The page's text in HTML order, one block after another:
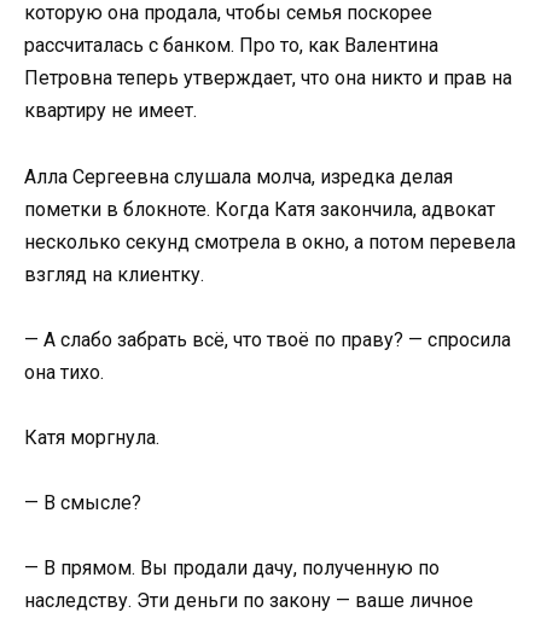
которую она продала, чтобы семья поскорее
рассчиталась с банком. Про то, как Валентина
Петровна теперь утверждает, что она никто и прав на
квартиру не имеет.
Алла Сергеевна слушала молча, изредка делая
пометки в блокноте. Когда Катя закончила, адвокат
несколько секунд смотрела в окно, а потом перевела
взгляд на клиентку.
— А слабо забрать всё, что твоё по праву? — спросила
она тихо.
Катя моргнула.
— В смысле?
— В прямом. Вы продали дачу, полученную по
наследству. Эти деньги по закону — ваше личное